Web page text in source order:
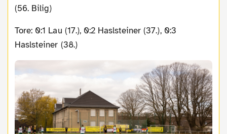
(56. Bilig)
Tore: 0:1 Lau (17.), 0:2 Haslsteiner (37.), 0:3
Haslsteiner (38.)